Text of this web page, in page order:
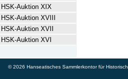
HSK-Auktion XIX
HSK-Auktion XVIII
HSK-Auktion XVII
HSK-Auktion XVI
© 2026 Hanseatisches Sammlerkontor für